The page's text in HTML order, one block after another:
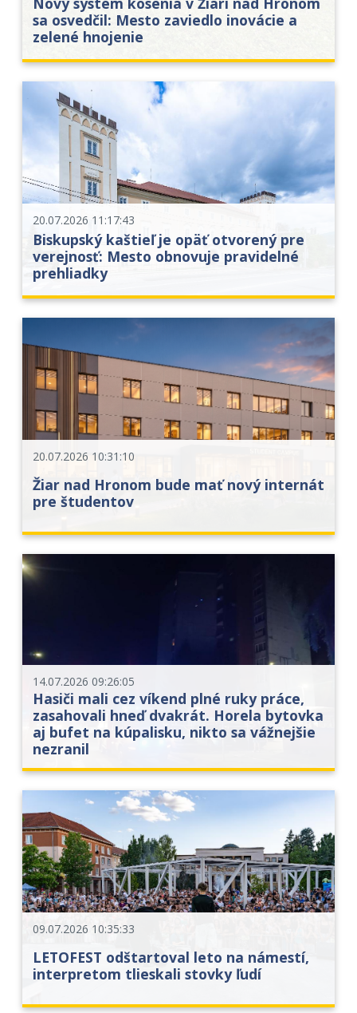
sa osvedčil: Mesto zaviedlo inovácie a
zelené hnojenie
20.07.2026 11:17:43
Biskupský kaštieľ je opäť otvorený pre
verejnosť: Mesto obnovuje pravidelné
prehliadky
20.07.2026 10:31:10
Žiar nad Hronom bude mať nový internát
pre študentov
14.07.2026 09:26:05
Hasiči mali cez víkend plné ruky práce,
zasahovali hneď dvakrát. Horela bytovka
aj bufet na kúpalisku, nikto sa vážnejšie
nezranil
09.07.2026 10:35:33
LETOFEST odštartoval leto na námestí,
interpretom tlieskali stovky ľudí